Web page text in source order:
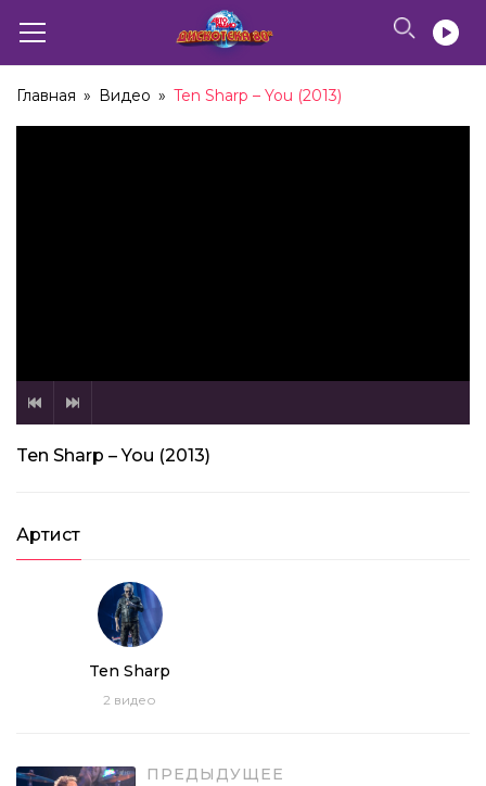
Главная » Видео » Ten Sharp – You (2013)
Ten Sharp – You (2013)
Артист
Ten Sharp
2 видео
ПРЕДЫДУЩЕЕ